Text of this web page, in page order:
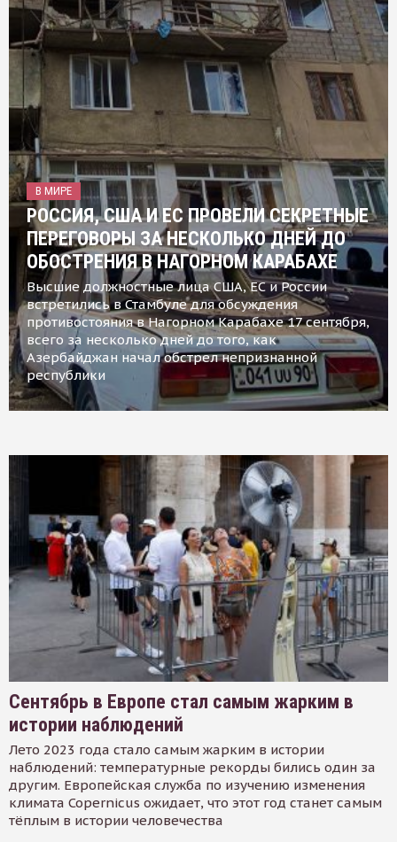
В МИРЕ
РОССИЯ, США И ЕС ПРОВЕЛИ СЕКРЕТНЫЕ
ПЕРЕГОВОРЫ ЗА НЕСКОЛЬКО ДНЕЙ ДО
ОБОСТРЕНИЯ В НАГОРНОМ КАРАБАХЕ
Высшие должностные лица США, ЕС и России
встретились в Стамбуле для обсуждения
противостояния в Нагорном Карабахе 17 сентября,
всего за несколько дней до того, как
Азербайджан начал обстрел непризнанной
республики
Сентябрь в Европе стал самым жарким в
истории наблюдений
Лето 2023 года стало самым жарким в истории
наблюдений: температурные рекорды бились один за
другим. Европейская служба по изучению изменения
климата Copernicus ожидает, что этот год станет самым
тёплым в истории человечества